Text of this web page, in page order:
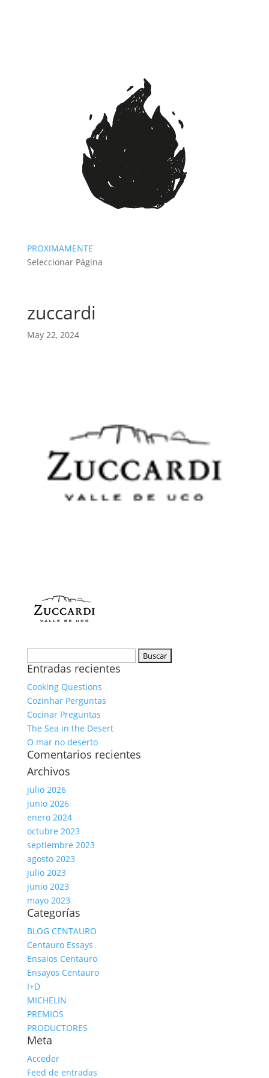
PROXIMAMENTE
Seleccionar Página
zuccardi
May 22, 2024
Entradas recientes
Cooking Questions
Cozinhar Perguntas
Cocinar Preguntas
The Sea in the Desert
O mar no deserto
Comentarios recientes
Archivos
julio 2026
junio 2026
enero 2024
octubre 2023
septiembre 2023
agosto 2023
julio 2023
junio 2023
mayo 2023
Categorías
BLOG CENTAURO
Centauro Essays
Ensaios Centauro
Ensayos Centauro
I+D
MICHELIN
PREMIOS
PRODUCTORES
Meta
Acceder
Feed de entradas